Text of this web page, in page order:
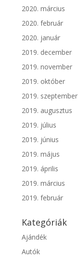
2020. március
2020. február
2020. január
2019. december
2019. november
2019. október
2019. szeptember
2019. augusztus
2019. július
2019. június
2019. május
2019. április
2019. március
2019. február
Kategóriák
Ajándék
Autók